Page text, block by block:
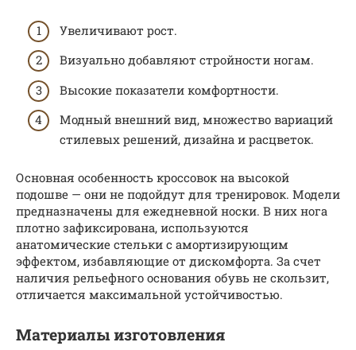
Увеличивают рост.
Визуально добавляют стройности ногам.
Высокие показатели комфортности.
Модный внешний вид, множество вариаций
стилевых решений, дизайна и расцветок.
Основная особенность кроссовок на высокой
подошве — они не подойдут для тренировок. Модели
предназначены для ежедневной носки. В них нога
плотно зафиксирована, используются
анатомические стельки с амортизирующим
эффектом, избавляющие от дискомфорта. За счет
наличия рельефного основания обувь не скользит,
отличается максимальной устойчивостью.
Материалы изготовления